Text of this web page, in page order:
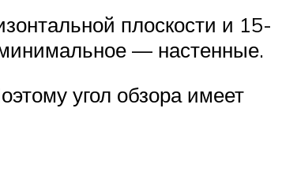
плоскости и 15-
— настенные.
угол обзора имеет